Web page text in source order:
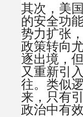
其次，美
的安全功
势力扩张
政策转向
逐出境，
又重新引
往。类似
来，只有
政治中有